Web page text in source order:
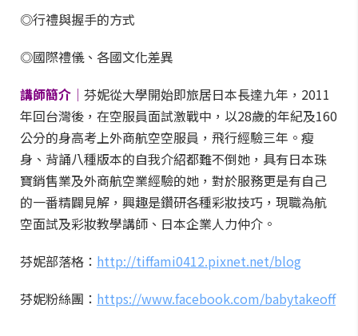
◎行禮與握手的方式
◎國際禮儀、各國文化差異
講師簡介│ 芬妮從大學開始即旅居日本長達九年，2011
年回台灣後，在空服員面試激戰中，以28歲的年紀及160
公分的身高考上外商航空空服員，飛行經驗三年。瘦
身、背誦八種版本的自我介紹都難不倒她，具有日本珠
寶銷售業及外商航空業經驗的她，對於服務更是有自己
的一番精闢見解，興趣是鑽研各種彩妝技巧，現職為航
空面試及彩妝教學講師、日本企業人力仲介。
芬妮部落格： http://tiffami0412.pixnet.net/blog
芬妮粉絲團： https://www.facebook.com/babytakeoff